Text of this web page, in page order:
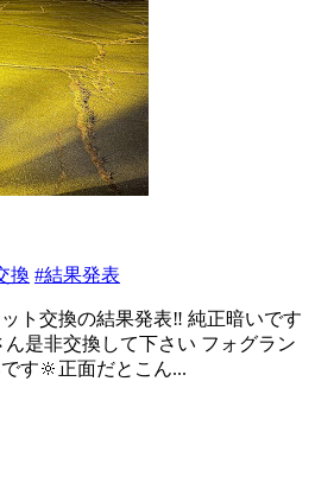
換 #結果発表
ト交換の結果発表‼️ 純正暗いです
是非交換して下さい フォグラン
す🔆正面だとこん...